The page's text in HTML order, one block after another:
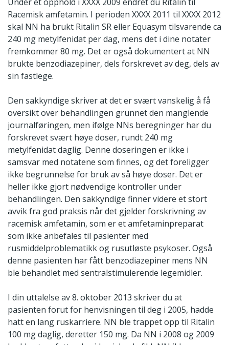
Racemisk amfetamin. I perioden XXXX 2011 til XXXX 2012
skal NN ha brukt Ritalin SR eller Equasym tilsvarende ca
240 mg metylfenidat per dag, mens det i dine notater
fremkommer 80 mg. Det er også dokumentert at NN
brukte benzodiazepiner, dels forskrevet av deg, dels av
sin fastlege.
Den sakkyndige skriver at det er svært vanskelig å få
oversikt over behandlingen grunnet den manglende
journalføringen, men ifølge NNs beregninger har du
forskrevet svært høye doser, rundt 240 mg
metylfenidat daglig. Denne doseringen er ikke i
samsvar med notatene som finnes, og det foreligger
ikke begrunnelse for bruk av så høye doser. Det er
heller ikke gjort nødvendige kontroller under
behandlingen. Den sakkyndige finner videre et stort
avvik fra god praksis når det gjelder forskrivning av
racemisk amfetamin, som er et amfetaminpreparat
som ikke anbefales til pasienter med
rusmiddelproblematikk og rusutløste psykoser. Også
denne pasienten har fått benzodiazepiner mens NN
ble behandlet med sentralstimulerende legemidler.
I din uttalelse av 8. oktober 2013 skriver du at
pasienten forut for henvisningen til deg i 2005, hadde
hatt en lang ruskarriere. NN ble trappet opp til Ritalin
100 mg daglig, deretter 150 mg. Da NN i 2008 og 2009